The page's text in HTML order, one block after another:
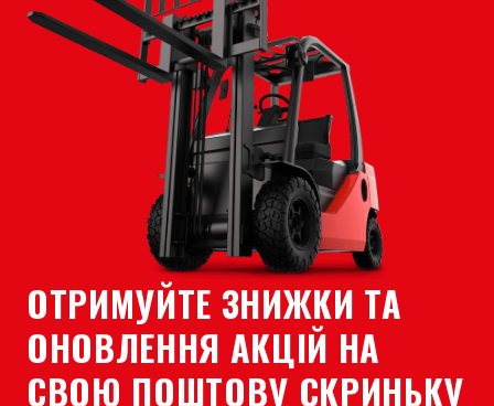
ОТРИМУЙТЕ ЗНИЖКИ ТА
ОНОВЛЕННЯ АКЦІЙ НА
СВОЮ ПОШТОВУ СКРИНЬКУ